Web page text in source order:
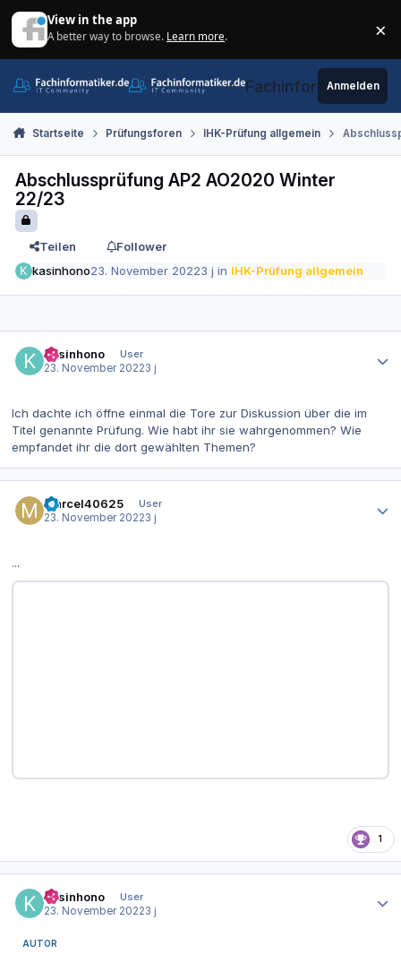
View in the app
A better way to browse. Learn more. ×
Fachinformatiker.de
Anmelden
Startseite Prüfungsforen IHK-Prüfung allgemein
Abschlussprüfung AP2 AO2020 Winter
22/23
Teilen
Follower
kasinhono23. November 20223 j in IHK-Prüfung allgemein
kasinhono
User
23. November 20223 j
Ich dachte ich öffne einmal die Tore zur Diskussion über die im
Titel genannte Prüfung. Wie habt ihr sie wahrgenommen? Wie
empfandet ihr die dort gewählten Themen?
Marcel40625
User
23. November 20223 j
...
1
kasinhono
User
23. November 20223 j
AUTOR